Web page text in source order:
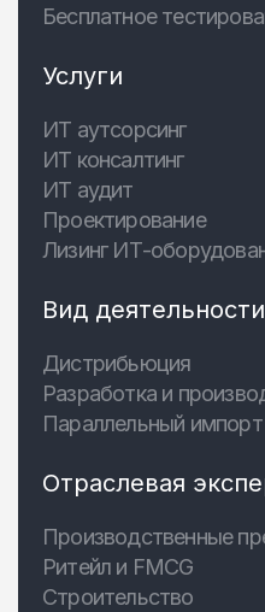
Бесплатное
Услуги
ИТ аутсорсинг
ИТ консалтинг
ИТ аудит
Проектирование
Лизинг ИТ-
Вид
Дистрибьюция
Разработка и
Параллельный импорт
Отраслевая
Производственные
Ритейл и FMCG
Строительство